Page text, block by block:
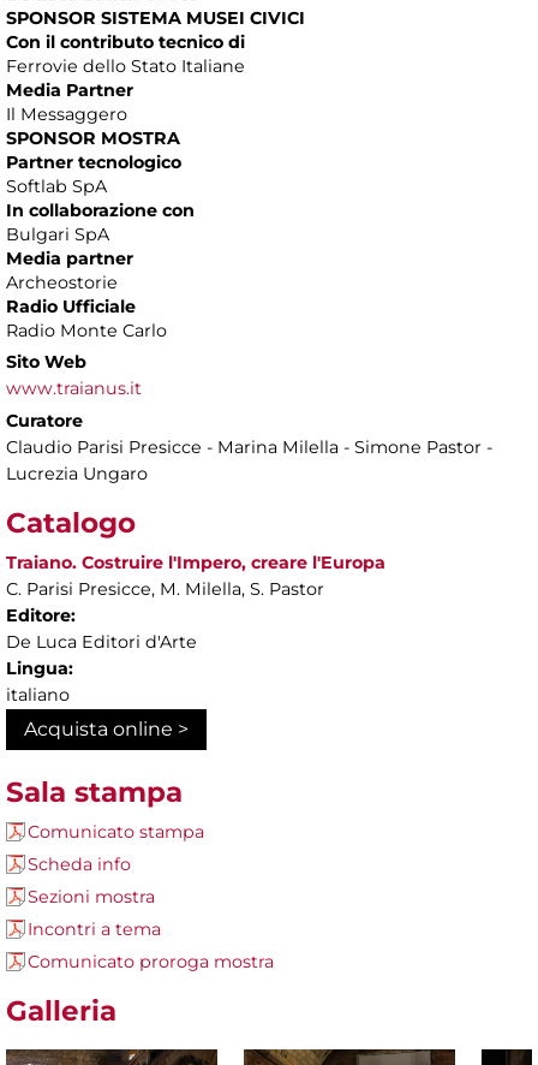
SPONSOR SISTEMA MUSEI CIVICI
Con il contributo tecnico di
Ferrovie dello Stato Italiane
Media Partner
Il Messaggero
SPONSOR MOSTRA
Partner tecnologico
Softlab SpA
In collaborazione con
Bulgari SpA
Media partner
Archeostorie
Radio Ufficiale
Radio Monte Carlo
Sito Web
www.traianus.it
Curatore
Claudio Parisi Presicce - Marina Milella - Simone Pastor -
Lucrezia Ungaro
Catalogo
Traiano. Costruire l'Impero, creare l'Europa
C. Parisi Presicce, M. Milella, S. Pastor
Editore:
De Luca Editori d'Arte
Lingua:
italiano
Acquista online >
Sala stampa
Comunicato stampa
Scheda info
Sezioni mostra
Incontri a tema
Comunicato proroga mostra
Galleria